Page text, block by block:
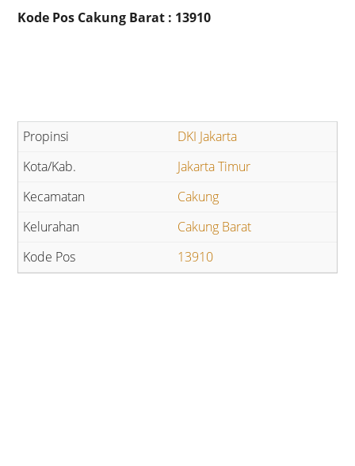
Kode Pos Cakung Barat : 13910
DKI Jakarta
Jakarta Timur
Cakung
Cakung Barat
13910